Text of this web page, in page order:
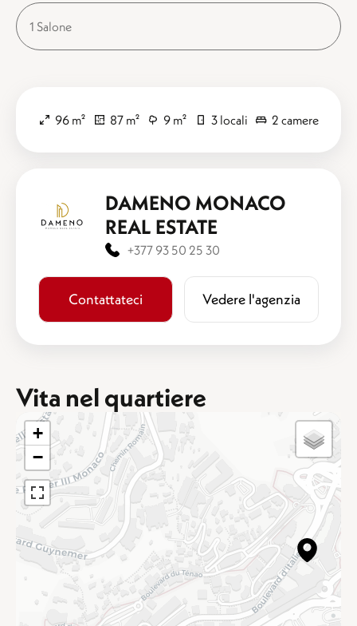
1 Salone
96 m² 87 m² 9 m² 3 locali 2 camere
DAMENO MONACO
REAL ESTATE
+377 93 50 25 30
Contattateci ​​Vedere l'agenzia
Vita nel quartiere
+
−